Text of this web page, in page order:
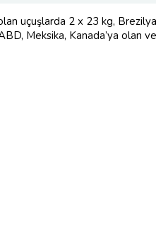
uçuşlarda 2 x 23 kg,
Meksika, Kanada’ya olan